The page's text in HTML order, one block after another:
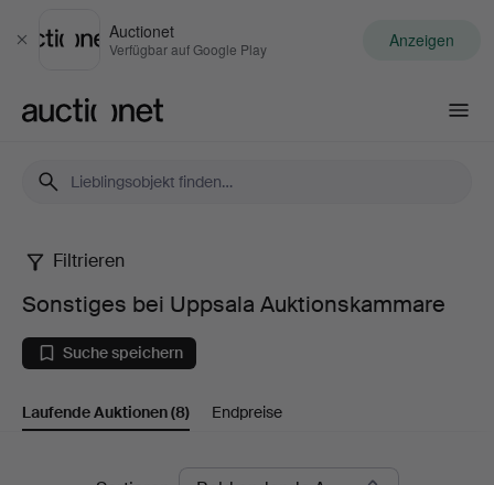
Schließen
Auctionet
Verfügbar auf Google Play Anzeigen
Sonstiges
bei
Uppsala
Auktionskammare
Filtrieren
Sonstiges bei Uppsala Auktionskammare
Suche speichern
Laufende Auktionen(8) Endpreise